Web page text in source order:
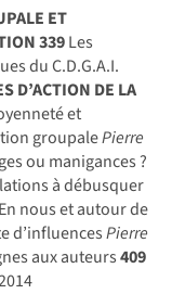
ET
339Les
du C.D.G.A.I.
D’ACTION DE LA
et
groupalePierre
ou manigances ?
à débusquer
En nous et autour de
d’influencesPierre
aux auteurs409